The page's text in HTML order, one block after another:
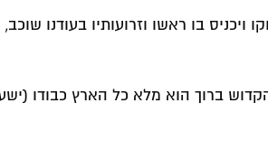
בו ראשו וזרועותיו בעודנו
ברוך הוא מלא כל הארץ כבודו